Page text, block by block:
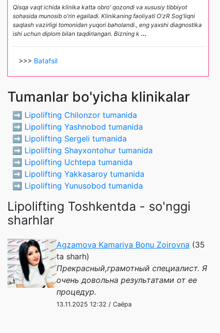
Qisqa vaqt ichida klinika katta obro' qozondi va xususiy tibbiyot
sohasida munosib o'rin egalladi. Klinikaning faoliyati O'zR Sog'liqni
saqlash vazirligi tomonidan yuqori baholandi., eng yaxshi diagnostika
ishi uchun diplom bilan taqdirlangan. Bizning k ...
>>> Batafsil
Tumanlar bo'yicha klinikalar
➡️ Lipolifting Chilonzor tumanida
➡️ Lipolifting Yashnobod tumanida
➡️ Lipolifting Sergeli tumanida
➡️ Lipolifting Shayxontohur tumanida
➡️ Lipolifting Uchtepa tumanida
➡️ Lipolifting Yakkasaroy tumanida
➡️ Lipolifting Yunusobod tumanida
Lipolifting Toshkentda - so'nggi
sharhlar
Agzamova Kamariya Bonu Zoirovna (35
ta sharh)
Прекрасный,грамотный специалист. Я
очень довольна результатами от ее
процедур.
13.11.2025 12:32 / Саёра